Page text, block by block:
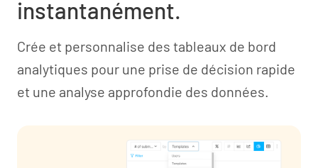
instantanément.
Crée et personnalise des tableaux de bord
analytiques pour une prise de décision rapide
et une analyse approfondie des données.